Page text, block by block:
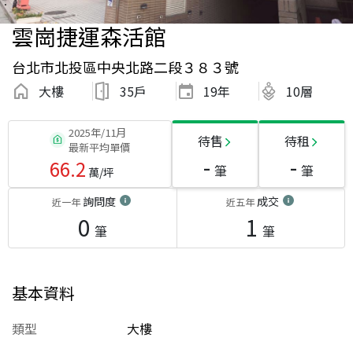
雲崗捷運森活館
台北市北投區中央北路二段３８３號
大樓 35戶 19年 10層
2025年/11月
最新平均單價
66.2 萬/坪
待售
- 筆
待租
- 筆
近一年詢問度
0 筆
近五年成交
1 筆
基本資料
類型
大樓